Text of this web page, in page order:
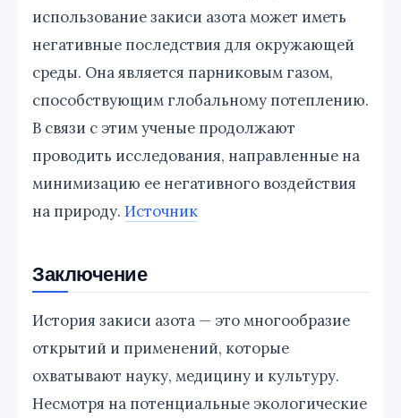
использование закиси азота может иметь
негативные последствия для окружающей
среды. Она является парниковым газом,
способствующим глобальному потеплению.
В связи с этим ученые продолжают
проводить исследования, направленные на
минимизацию ее негативного воздействия
на природу. Источник
Заключение
История закиси азота — это многообразие
открытий и применений, которые
охватывают науку, медицину и культуру.
Несмотря на потенциальные экологические